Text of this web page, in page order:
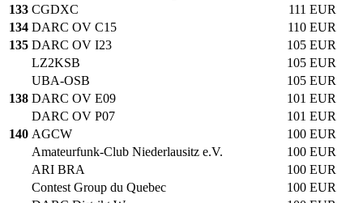
133 CGDXC
111 EUR
134 DARC OV C15
110 EUR
135 DARC OV I23
105 EUR
LZ2KSB
105 EUR
UBA-OSB
105 EUR
138 DARC OV E09
101 EUR
DARC OV P07
101 EUR
140 AGCW
100 EUR
Amateurfunk-Club Niederlausitz e.V.
100 EUR
ARI BRA
100 EUR
Contest Group du Quebec
100 EUR